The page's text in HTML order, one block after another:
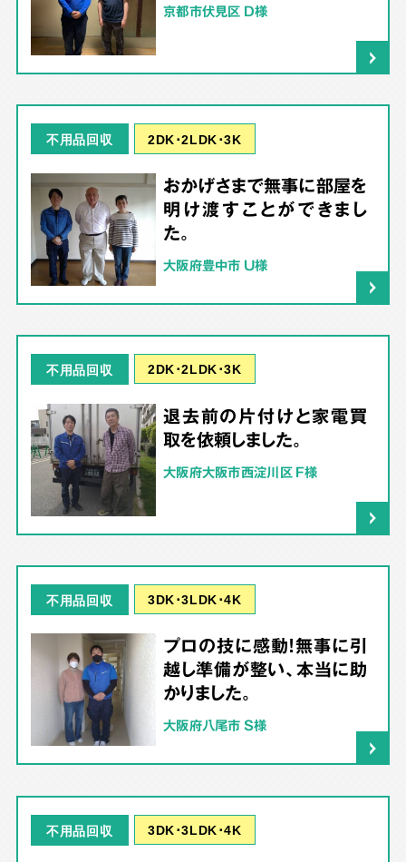
京都市伏見区 D様
不用品回収 2DK･2LDK･3K
おかげさまで無事に部屋を
明け渡すことができまし
た。
大阪府豊中市 U様
不用品回収 2DK･2LDK･3K
退去前の片付けと家電買
取を依頼しました。
大阪府大阪市西淀川区 F様
不用品回収 3DK･3LDK･4K
プロの技に感動！無事に引
越し準備が整い、本当に助
かりました。
大阪府八尾市 S様
不用品回収 3DK･3LDK･4K